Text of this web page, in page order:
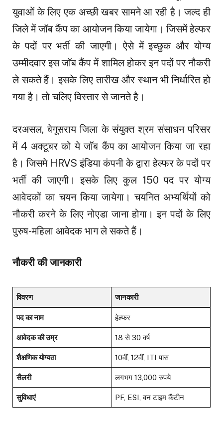
युवाओं के लिए एक अच्छी खबर सामने आ रही है। जल्द ही
जिले में जॉब कैंप का आयोजन किया जायेगा। जिसमें हेल्फर
के पदों पर भर्ती की जाएगी। ऐसे में इच्छुक और योग्य
उम्मीदवार इस जॉब कैंप में शामिल होकर इन पदों पर नौकरी
ले सकते हैं। इसके लिए तारीख और स्थान भी निर्धारित हो
गया है। तो चलिए विस्तार से जानते है।
दरअसल, बेगूसराय जिला के संयुक्त श्रम संसाधन परिसर
में 4 अक्टूबर को ये जॉब कैंप का आयोजन किया जा रहा
है। जिसमे HRVS इंडिया कंपनी के द्वारा हेल्फर के पदों पर
भर्ती की जाएगी। इसके लिए कुल 150 पद पर योग्य
आवेदकों का चयन किया जायेगा। चयनित अभ्यर्थियों को
नौकरी करने के लिए नोएडा जाना होगा। इन पदों के लिए
पुरुष-महिला आवेदक भाग ले सकते हैं।
नौकरी की जानकारी
विवरण जानकारी
पद का नाम हेल्फर
आवेदक की उम्र 18 से 30 वर्ष
शैक्षणिक योग्यता 10वीं, 12वीं, ITI पास
सैलरी लगभग 13,000 रुपये
सुविधाएं PF, ESI, वन टाइम कैंटीन